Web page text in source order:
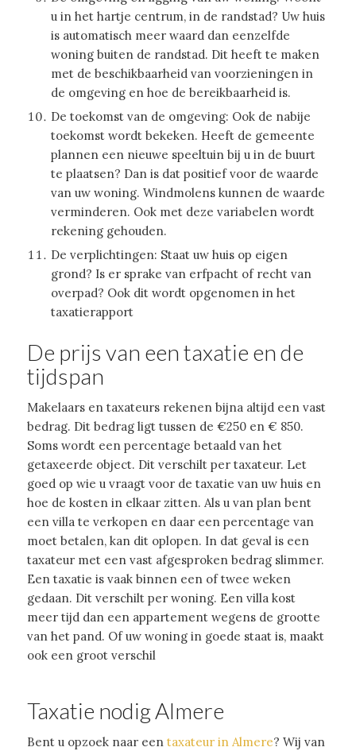
u in het hartje centrum, in de randstad? Uw huis
is automatisch meer waard dan eenzelfde
woning buiten de randstad. Dit heeft te maken
met de beschikbaarheid van voorzieningen in
de omgeving en hoe de bereikbaarheid is.
De toekomst van de omgeving: Ook de nabije
toekomst wordt bekeken. Heeft de gemeente
plannen een nieuwe speeltuin bij u in de buurt
te plaatsen? Dan is dat positief voor de waarde
van uw woning. Windmolens kunnen de waarde
verminderen. Ook met deze variabelen wordt
rekening gehouden.
De verplichtingen: Staat uw huis op eigen
grond? Is er sprake van erfpacht of recht van
overpad? Ook dit wordt opgenomen in het
taxatierapport
De prijs van een taxatie en de
tijdspan
Makelaars en taxateurs rekenen bijna altijd een vast
bedrag. Dit bedrag ligt tussen de €250 en € 850.
Soms wordt een percentage betaald van het
getaxeerde object. Dit verschilt per taxateur. Let
goed op wie u vraagt voor de taxatie van uw huis en
hoe de kosten in elkaar zitten. Als u van plan bent
een villa te verkopen en daar een percentage van
moet betalen, kan dit oplopen. In dat geval is een
taxateur met een vast afgesproken bedrag slimmer.
Een taxatie is vaak binnen een of twee weken
gedaan. Dit verschilt per woning. Een villa kost
meer tijd dan een appartement wegens de grootte
van het pand. Of uw woning in goede staat is, maakt
ook een groot verschil
Taxatie nodig Almere
Bent u opzoek naar een taxateur in Almere? Wij van